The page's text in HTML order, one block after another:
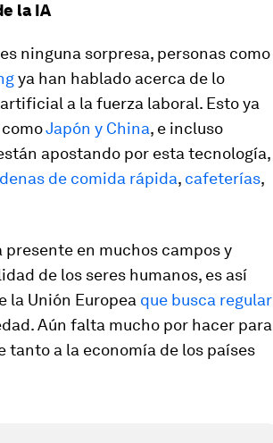
la IA
ninguna sorpresa, personas como
ya han hablado acerca de lo
a la fuerza laboral. Esto ya
Japón y China, e incluso
apostando por esta tecnología,
de comida rápida, cafeterías,
en muchos campos y
de los seres humanos, es así
la Unión Europea que busca regular
Aún falta mucho por hacer para
a la economía de los países